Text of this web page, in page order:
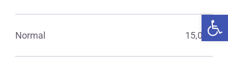
Normal 15,00€